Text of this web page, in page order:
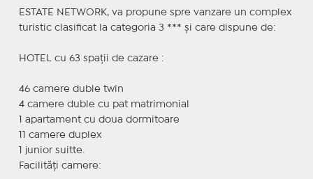
ESTATE NETWORK, va propune spre vanzare un complex
turistic clasificat la categoria 3 *** și care dispune de:
HOTEL cu 63 spații de cazare :
46 camere duble twin
4 camere duble cu pat matrimonial
1 apartament cu doua dormitoare
11 camere duplex
1 junior suitte.
Facilități camere: